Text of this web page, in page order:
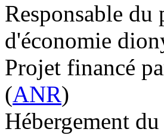
Responsable
d'économie
Projet financé
(ANR)
Hébergement